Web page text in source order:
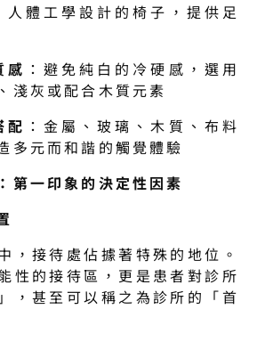
人體工學設計的椅子，提供足
感 ：避免純白的冷硬感，選用
淺灰或配合木質元素
配 ：金屬、玻璃、木質、布料
多元而和諧的觸覺體驗
第一印象的決定性因素
，接待處佔據著特殊的地位。
性的接待區，更是患者對診所
，甚至可以稱之為診所的「首